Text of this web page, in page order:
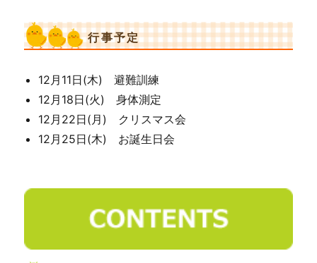
行事予定
12月11日(木) 避難訓練
12月18日(火) 身体測定
12月22日(月) クリスマス会
12月25日(木) お誕生日会